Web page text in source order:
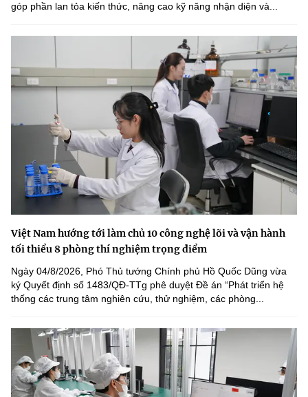
góp phần lan tỏa kiến thức, nâng cao kỹ năng nhận diện và...
Việt Nam hướng tới làm chủ 10 công nghệ lõi và vận hành
tối thiểu 8 phòng thí nghiệm trọng điểm
Ngày 04/8/2026, Phó Thủ tướng Chính phủ Hồ Quốc Dũng vừa
ký Quyết định số 1483/QĐ-TTg phê duyệt Đề án “Phát triển hệ
thống các trung tâm nghiên cứu, thử nghiệm, các phòng...